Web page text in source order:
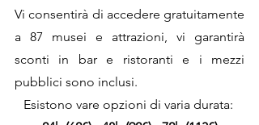
Vi consentirà di accedere gratuitamente
a 87 musei e attrazioni, vi garantirà
sconti in bar e ristoranti e i mezzi
pubblici sono inclusi.
Esistono vare opzioni di varia durata: